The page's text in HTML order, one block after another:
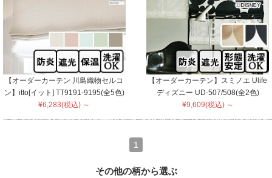
【オーダーカーテン 川島織物セルコ
ン】itto[イット] TT9191-9195(全5色)
¥6,283(税込) ～
【オーダーカーテン】スミノエ Ulife
ディズニー UD-507/508(全2色)
¥9,609(税込) ～
1
その他の柄から選ぶ